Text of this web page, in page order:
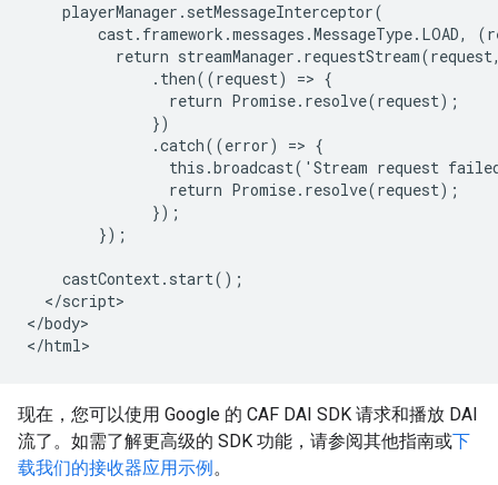
    playerManager.setMessageInterceptor(
cast.framework.messages.MessageType.LOAD,
return
              .then((request) => {
                return Promise.resolve(request);
              })
              .catch((error) => {
this.broadcast('Stream request
                return Promise.resolve(request);
              });
        });
    castContext.start();
  </script>
</body>
现在，您可以使用 Google 的 CAF DAI SDK 请求和播放 DAI
流了。如需了解更高级的 SDK 功能，请参阅其他指南或下
载我们的接收器应用示例。